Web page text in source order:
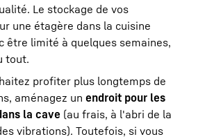
Le stockage de vos
une étagère dans la cuisine
être limité à quelques semaines,
tout.
profiter plus longtemps de
aménagez un endroit pour les
la cave (au frais, à l'abri de la
vibrations). Toutefois, si vous